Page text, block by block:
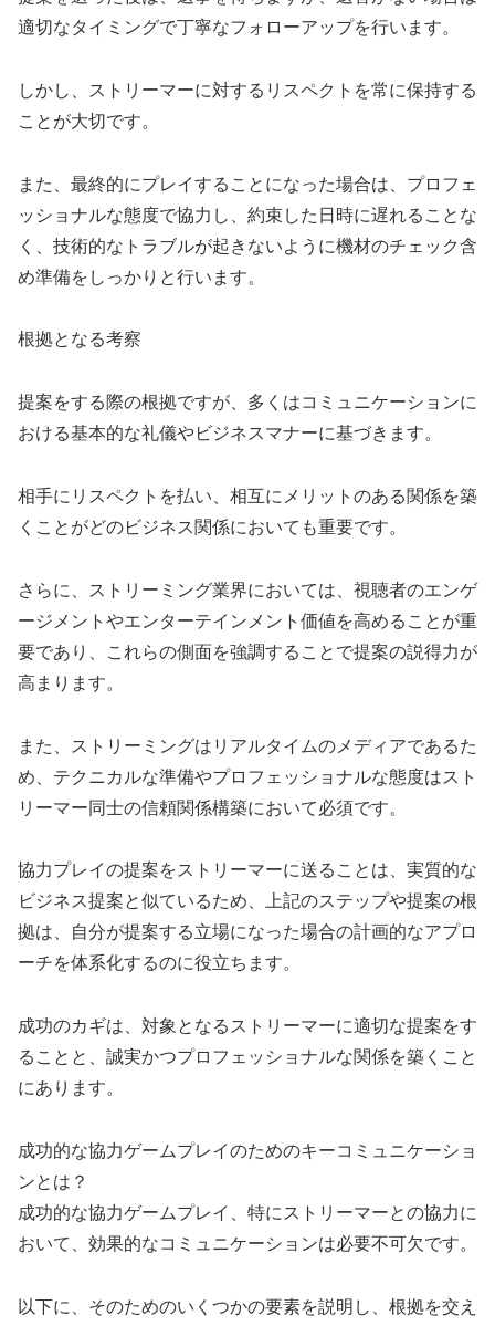
適切なタイミングで丁寧なフォローアップを行います。
しかし、ストリーマーに対するリスペクトを常に保持する
ことが大切です。
また、最終的にプレイすることになった場合は、プロフェ
ッショナルな態度で協力し、約束した日時に遅れることな
く、技術的なトラブルが起きないように機材のチェック含
め準備をしっかりと行います。
根拠となる考察
提案をする際の根拠ですが、多くはコミュニケーションに
おける基本的な礼儀やビジネスマナーに基づきます。
相手にリスペクトを払い、相互にメリットのある関係を築
くことがどのビジネス関係においても重要です。
さらに、ストリーミング業界においては、視聴者のエンゲ
ージメントやエンターテインメント価値を高めることが重
要であり、これらの側面を強調することで提案の説得力が
高まります。
また、ストリーミングはリアルタイムのメディアであるた
め、テクニカルな準備やプロフェッショナルな態度はスト
リーマー同士の信頼関係構築において必須です。
協力プレイの提案をストリーマーに送ることは、実質的な
ビジネス提案と似ているため、上記のステップや提案の根
拠は、自分が提案する立場になった場合の計画的なアプロ
ーチを体系化するのに役立ちます。
成功のカギは、対象となるストリーマーに適切な提案をす
ることと、誠実かつプロフェッショナルな関係を築くこと
にあります。
成功的な協力ゲームプレイのためのキーコミュニケーショ
ンとは？
成功的な協力ゲームプレイ、特にストリーマーとの協力に
おいて、効果的なコミュニケーションは必要不可欠です。
以下に、そのためのいくつかの要素を説明し、根拠を交え